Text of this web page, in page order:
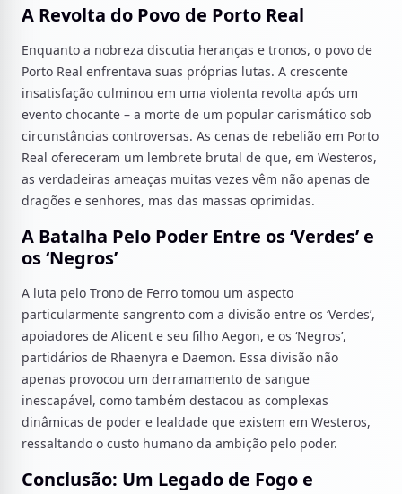
A Revolta do Povo de Porto Real
Enquanto a nobreza discutia heranças e tronos, o povo de
Porto Real enfrentava suas próprias lutas. A crescente
insatisfação culminou em uma violenta revolta após um
evento chocante – a morte de um popular carismático sob
circunstâncias controversas. As cenas de rebelião em Porto
Real ofereceram um lembrete brutal de que, em Westeros,
as verdadeiras ameaças muitas vezes vêm não apenas de
dragões e senhores, mas das massas oprimidas.
A Batalha Pelo Poder Entre os ‘Verdes’ e
os ‘Negros’
A luta pelo Trono de Ferro tomou um aspecto
particularmente sangrento com a divisão entre os ‘Verdes’,
apoiadores de Alicent e seu filho Aegon, e os ‘Negros’,
partidários de Rhaenyra e Daemon. Essa divisão não
apenas provocou um derramamento de sangue
inescapável, como também destacou as complexas
dinâmicas de poder e lealdade que existem em Westeros,
ressaltando o custo humano da ambição pelo poder.
Conclusão: Um Legado de Fogo e